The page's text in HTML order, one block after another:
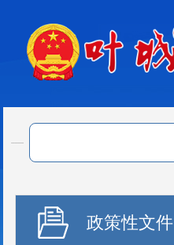
政策性文件